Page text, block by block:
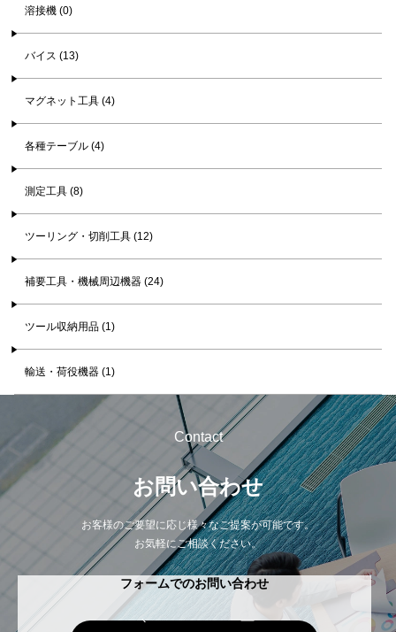
溶接機 (0)
バイス (13)
マグネット工具 (4)
各種テーブル (4)
測定工具 (8)
ツーリング・切削工具 (12)
補要工具・機械周辺機器 (24)
ツール収納用品 (1)
輸送・荷役機器 (1)
Contact
お問い合わせ
お客様のご要望に応じ様々なご提案が可能です。
お気軽にご相談ください。
フォームでのお問い合わせ